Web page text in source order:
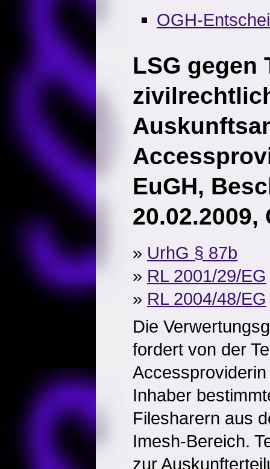
OGH-
LSG gegen
EuGH,
20.02.2009,
» UrhG § 87b
» RL 2001/29/EG
» RL 2004/48/EG
Die
fordert von der
Inhaber
Filesharern aus
Imesh-Bereich.
zur